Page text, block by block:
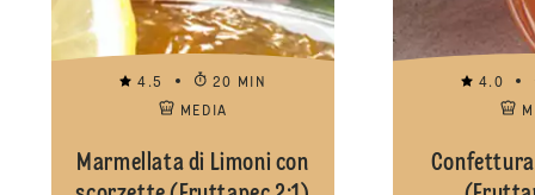
4.5
20 MIN
MEDIA
Marmellata di Limoni con
4.0